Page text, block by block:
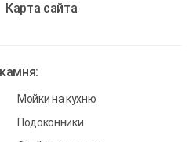
Карта сайта
Мойки на кухню
Подоконники